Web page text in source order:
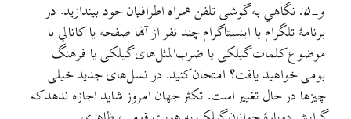
و-۵:
نگاهي به گوشی تلفن همراه اطرافیان خود بیندازید. در
برنامهٔ تلگرام یا اینستاگرام چند نفر از آنها صفحه یا کانالي با
موضوع کلمات گیلکی یا ضرب‌المثل‌های گیلکی یا فرهنگ
بومی خواهید یافت؟ امتحان کنید. در نسل‌های جدید خیلی
چیزها در حال تغییر است. تکثر جهان امروز شاید اجازه ندهد که